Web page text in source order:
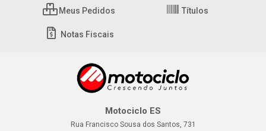
Meus Pedidos Títulos
Notas Fiscais
Motociclo ES
Rua Francisco Sousa dos Santos, 731